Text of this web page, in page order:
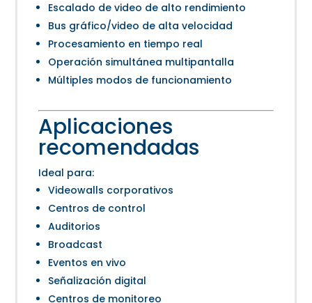
Escalado de video de alto rendimiento
Bus gráfico/video de alta velocidad
Procesamiento en tiempo real
Operación simultánea multipantalla
Múltiples modos de funcionamiento
Aplicaciones
recomendadas
Ideal para:
Videowalls corporativos
Centros de control
Auditorios
Broadcast
Eventos en vivo
Señalización digital
Centros de monitoreo